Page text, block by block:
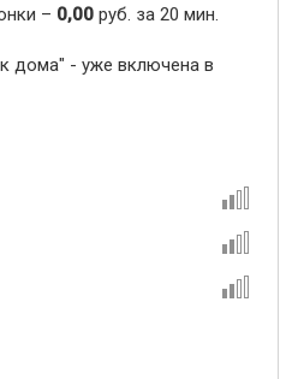
– 0,00 руб. за 20 мин.
дома" - уже включена в